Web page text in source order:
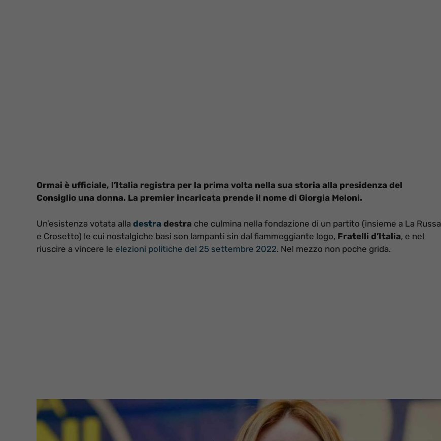
Ormai è ufficiale, l’Italia registra per la prima volta nella sua storia alla presidenza del
Consiglio una donna. La premier incaricata prende il nome di Giorgia Meloni.
Un’esistenza votata alla destra destra che culmina nella fondazione di un partito (insieme a La Russa
e Crosetto) le cui nostalgiche basi son lampanti sin dal fiammeggiante logo, Fratelli d’Italia, e nel
riuscire a vincere le elezioni politiche del 25 settembre 2022. Nel mezzo non poche grida.